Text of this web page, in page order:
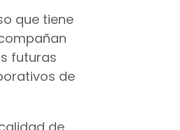
que tiene
futuras
de